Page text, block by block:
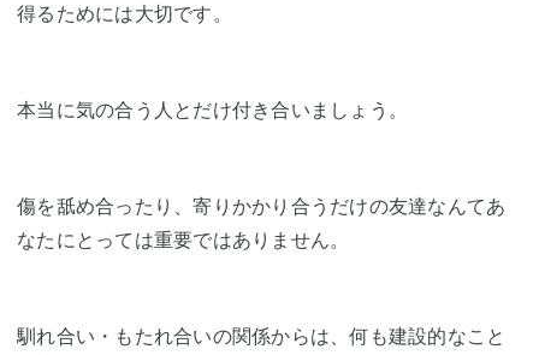
得るためには大切です。
本当に気の合う人とだけ付き合いましょう。
傷を舐め合ったり、寄りかかり合うだけの友達なんてあ
なたにとっては重要ではありません。
馴れ合い・もたれ合いの関係からは、何も建設的なこと